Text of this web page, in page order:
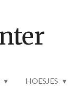
HOESJES